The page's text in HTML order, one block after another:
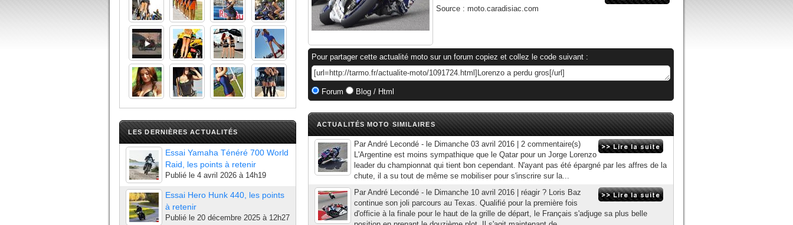
LES DERNIÈRES ACTUALITÉS
Essai Yamaha Ténéré 700 World
Raid, les points à retenir
Publié le 4 avril 2026 à 14h19
Essai Hero Hunk 440, les points
à retenir
Publié le 20 décembre 2025 à 12h27
Source : moto.caradisiac.com
Pour partager cette actualité moto sur un forum copiez et collez le code suivant :
Forum Blog / Html
ACTUALITÉS MOTO SIMILAIRES
Par André Lecondé - le Dimanche 03 avril 2016 | 2 commentaire(s)
L'Argentine est moins sympathique que le Qatar pour un Jorge Lorenzo
leader du championnat qui tient bon cependant. N'ayant pas été épargné par les affres de la
chute, il a su tout de même se mobiliser pour s'inscrire sur la...
Par André Lecondé - le Dimanche 10 avril 2016 | réagir ? Loris Baz
continue son joli parcours au Texas. Qualifié pour la première fois
d'officie à la finale pour le haut de la grille de départ, le Français s'adjuge sa plus belle